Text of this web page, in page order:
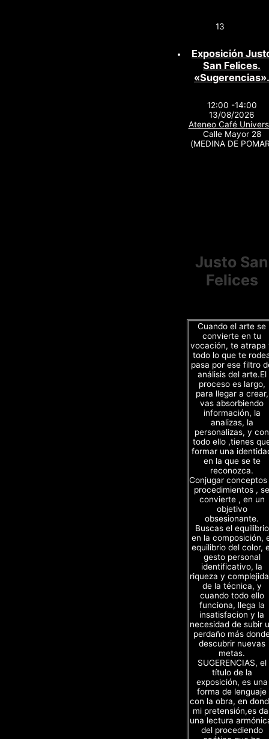
13
Exposición
San Felices.
«Sugerencias».
12:00 -14:00
13/08/2026
Ateneo Café
Calle Mayor 28
(MEDINA DE
Justo San
Felices
Cuando el arte se
convierte en tu
vocación, te atrapa
todo lo que te
pasa por ese filtro
análisis del arte.El
proceso es largo,
para llegar a crear,
vas absorbiendo
información, la
analizas, la
personalizas, y con
todo ello ,tienes
formar una
en la que se te
reconozca.
Conjugar
procedimientos , se
convierte , en un
objetivo
obsesionante.
Buscas el equilibrio
en la composición,
equilibrio del color,
gesto personal
identificativo, la
riqueza y
de la técnica, y
cuando todo ello
funciona, llega la
insatisfacion y la
necesidad de subir
perdaño más
descubrir nuevas
metas.
SUGERENCIAS, el
título de la
exposición, es una
forma de lenguaje
con la obra, en
mi pretensión,es
una lectura
del procediendo